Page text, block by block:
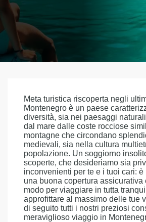
Meta turistica riscoperta negli
Montenegro è un paese
diversità, sia nei paesaggi
dal mare dalle coste rocciose
montagne che circondano
medievali, sia nella cultura
popolazione. Un soggiorno
scoperte, che desideriamo sia
inconvenienti per te e i tuoi cari: è
una buona copertura assicurativa
modo per viaggiare in tutta
approfittare al massimo delle tue
di seguito tutti i nostri preziosi
meraviglioso viaggio in